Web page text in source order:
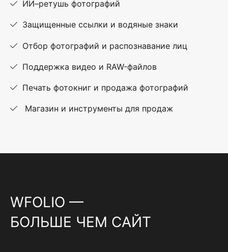
ИИ–ретушь фотографий
Защищенные ссылки и водяные знаки
Отбор фотографий и распознавание лиц
Поддержка видео и RAW-файлов
Печать фотокниг и продажа фотографий
Магазин и инструменты для продаж
WFOLIO —
БОЛЬШЕ ЧЕМ САЙТ